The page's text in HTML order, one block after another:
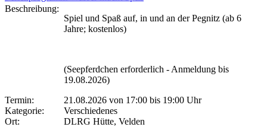
Beschreibung:
Spiel und Spaß auf, in und an der Pegnitz (ab 6
Jahre; kostenlos)
(Seepferdchen erforderlich - Anmeldung bis
19.08.2026)
Termin:
21.08.2026 von 17:00 bis 19:00 Uhr
Kategorie:
Verschiedenes
Ort:
DLRG Hütte, Velden